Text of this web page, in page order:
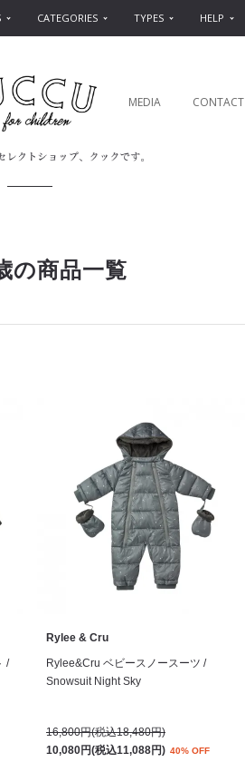
CATEGORIES TYPES HELP
MEDIA CONTACT
の商品一覧
/
Rylee & Cru
Rylee&Cru ベビースノースーツ /
Snowsuit Night Sky
16,800円(税込18,480円)
10,080円(税込11,088円) 40% OFF